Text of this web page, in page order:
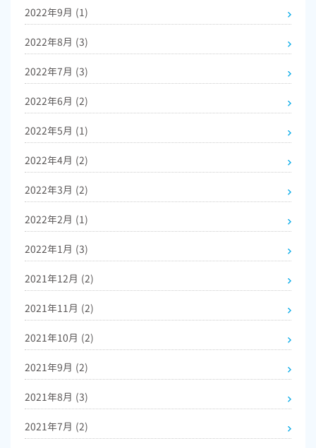
2022年9月 (1)
2022年8月 (3)
2022年7月 (3)
2022年6月 (2)
2022年5月 (1)
2022年4月 (2)
2022年3月 (2)
2022年2月 (1)
2022年1月 (3)
2021年12月 (2)
2021年11月 (2)
2021年10月 (2)
2021年9月 (2)
2021年8月 (3)
2021年7月 (2)